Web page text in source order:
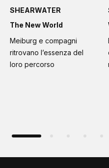
SHEARWATER
The New World
Meiburg e compagni
ritrovano l’essenza del
loro percorso